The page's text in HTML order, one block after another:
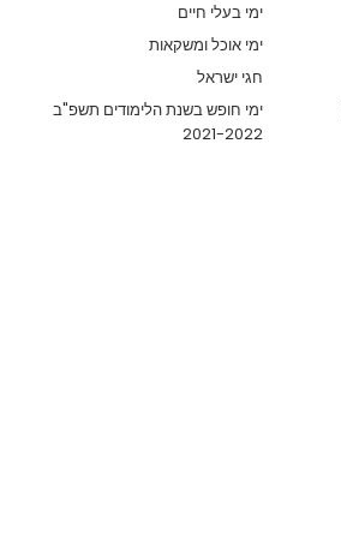
ימי בעלי חיים
ימי אוכל ומשקאות
חגי ישראל
ימי חופש בשנת הלימודים תשפ"ב
2021-2022